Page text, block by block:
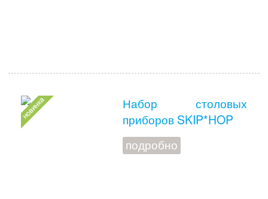
Набор столовых
приборов SKIP*HOP
подробно